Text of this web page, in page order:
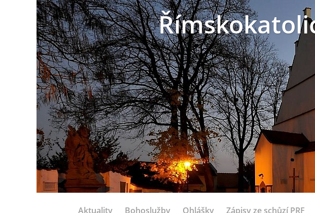
Aktuality Bohoslužby Ohlášky Zápisy ze schůzí PRF